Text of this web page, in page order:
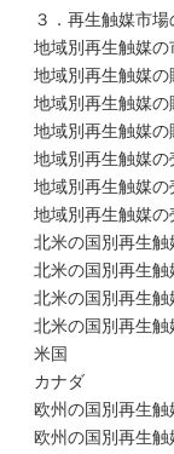
３．再生触媒市
地域別再生触媒
地域別再生触媒
地域別再生触媒
地域別再生触媒
地域別再生触媒
地域別再生触媒
地域別再生触媒
北米の国別再生触
北米の国別再生
北米の国別再生触
北米の国別再生触
米国
カナダ
欧州の国別再生触
欧州の国別再生